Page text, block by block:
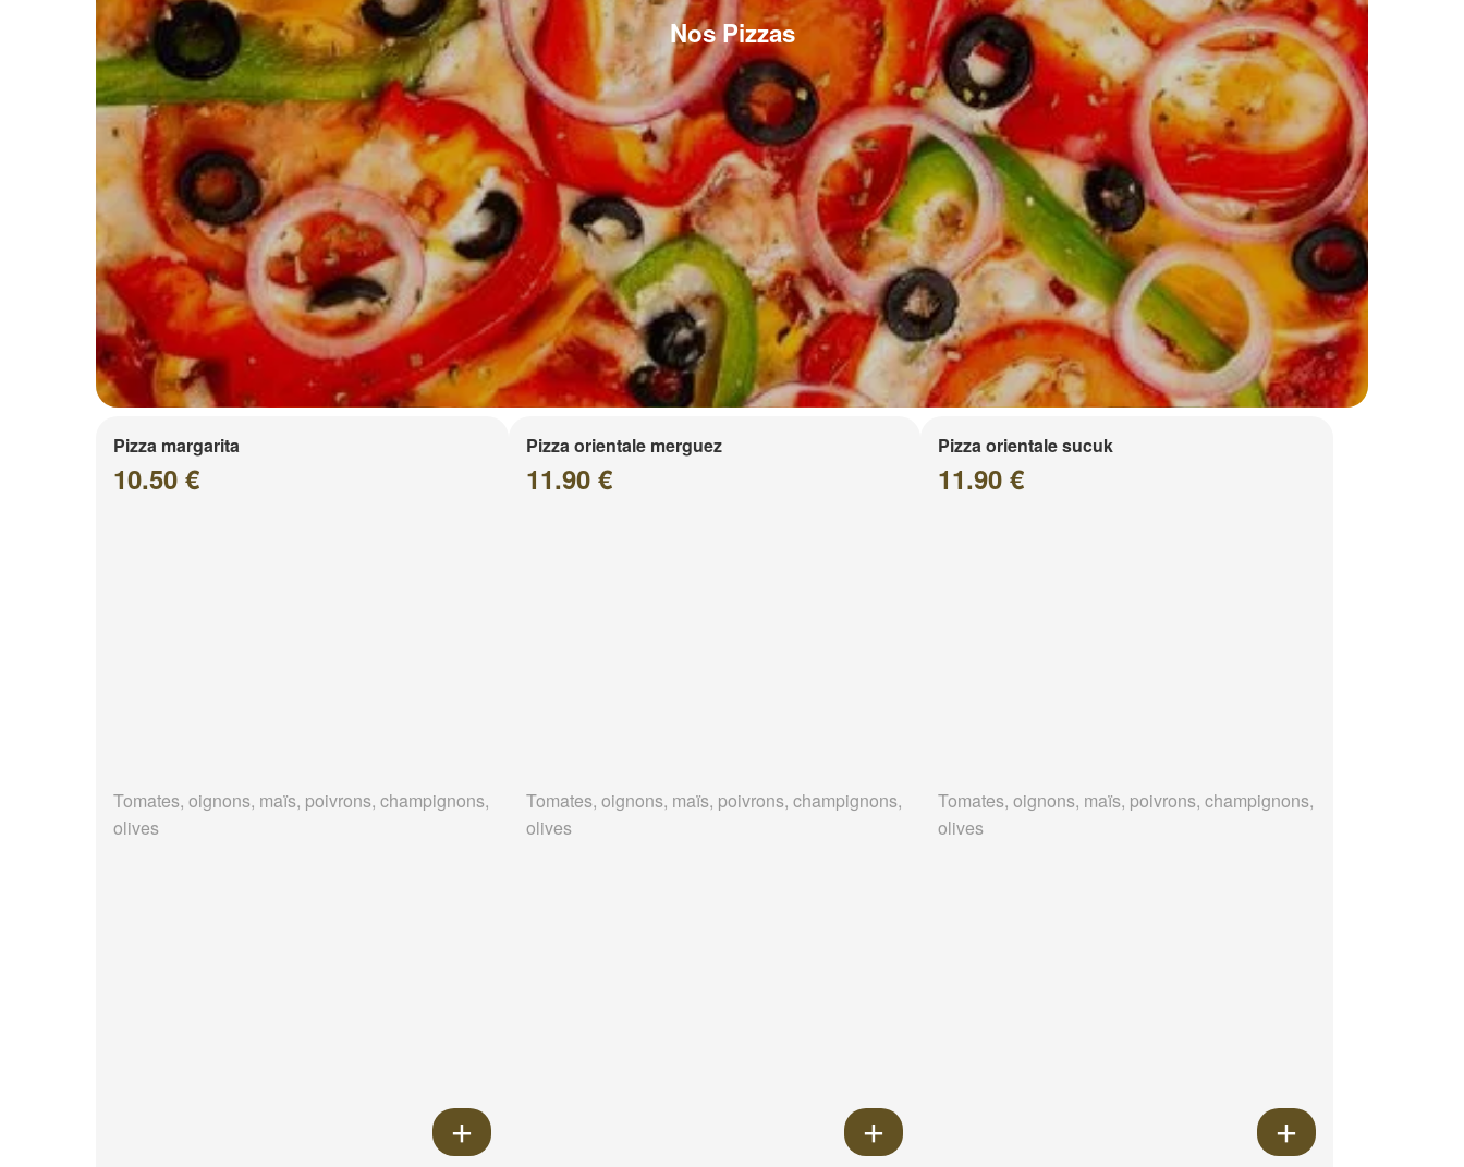
Nos Pizzas
Pizza margarita
10.50 €
Tomates, oignons, maïs, poivrons, champignons,
olives
Pizza orientale merguez
11.90 €
Tomates, oignons, maïs, poivrons, champignons,
olives
Pizza orientale sucuk
11.90 €
Tomates, oignons, maïs, poivrons, champignons,
olives